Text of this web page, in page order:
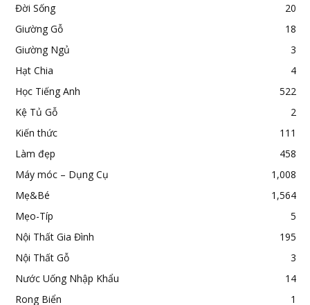
Đời Sống
20
Giường Gỗ
18
Giường Ngủ
3
Hạt Chia
4
Học Tiếng Anh
522
Kệ Tủ Gỗ
2
Kiến thức
111
Làm đẹp
458
Máy móc – Dụng Cụ
1,008
Mẹ&Bé
1,564
Mẹo-Típ
5
Nội Thất Gia Đình
195
Nội Thất Gỗ
3
Nước Uống Nhập Khẩu
14
Rong Biển
1